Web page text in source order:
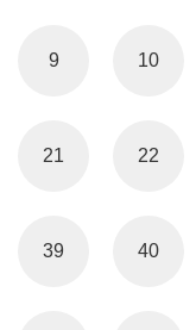
9 10
21 22
39 40